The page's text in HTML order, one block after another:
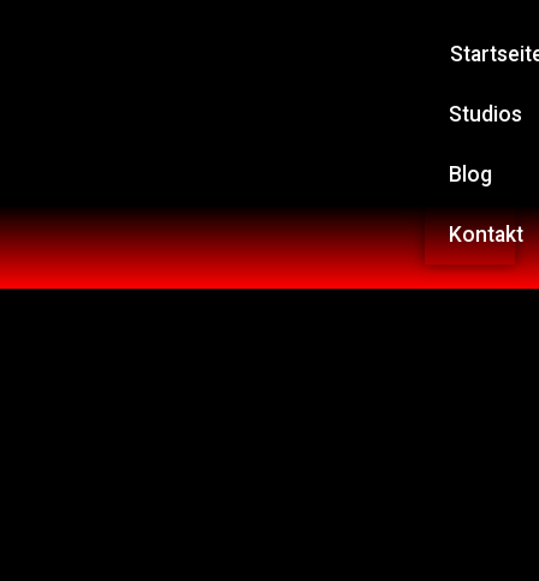
Studios
Blog
Kontakt